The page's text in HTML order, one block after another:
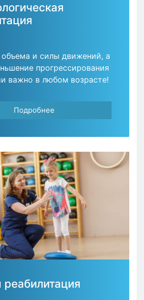
и силы движений, а
прогрессирования
важно в любом возрасте!
Подробнее
реабилитация